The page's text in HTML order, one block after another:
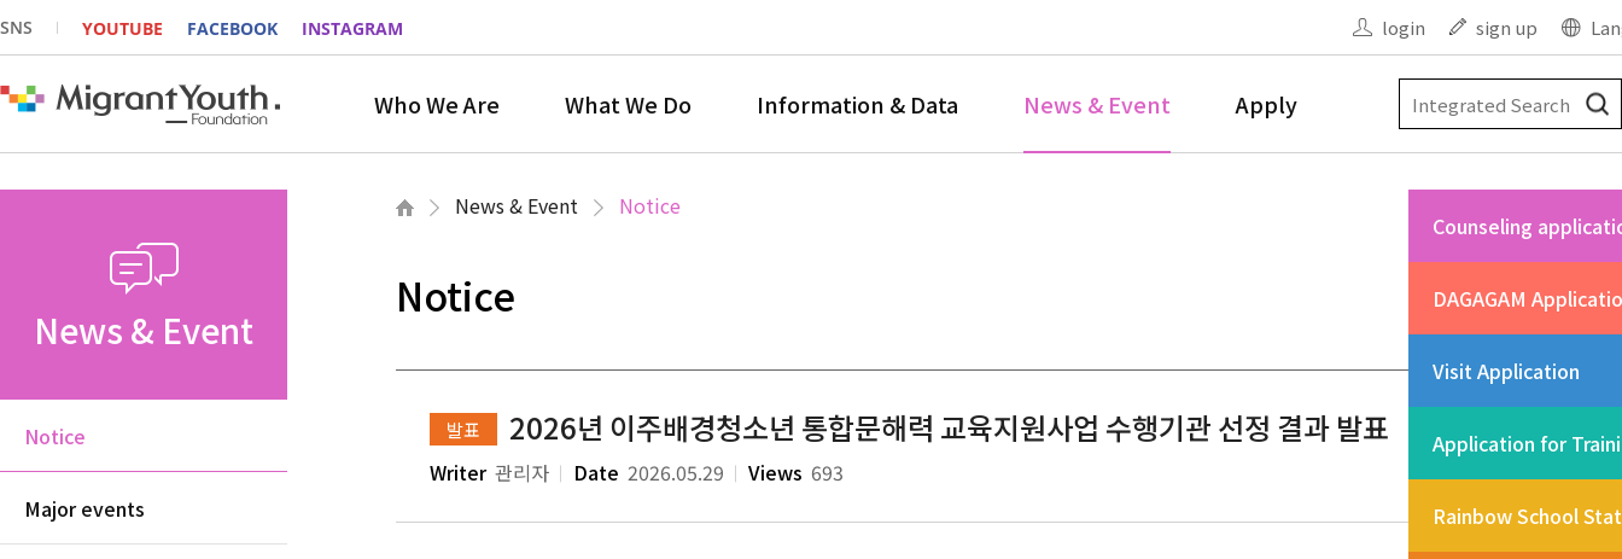
SNS YOUTUBE FACEBOOK INSTAGRAM login sign up
Who We Are What We Do Information & Data News & Event Apply
Counseling
DAGAGAM
Visit Application
Application for
Rainbow School
News & Event Notice
News & Event
Notice
Major events
Notice
발표 2026년 이주배경청소년 통합문해력 교육지원사업 수행기관 선정 결과 발표
Writer 관리자 Date 2026.05.29 Views 693